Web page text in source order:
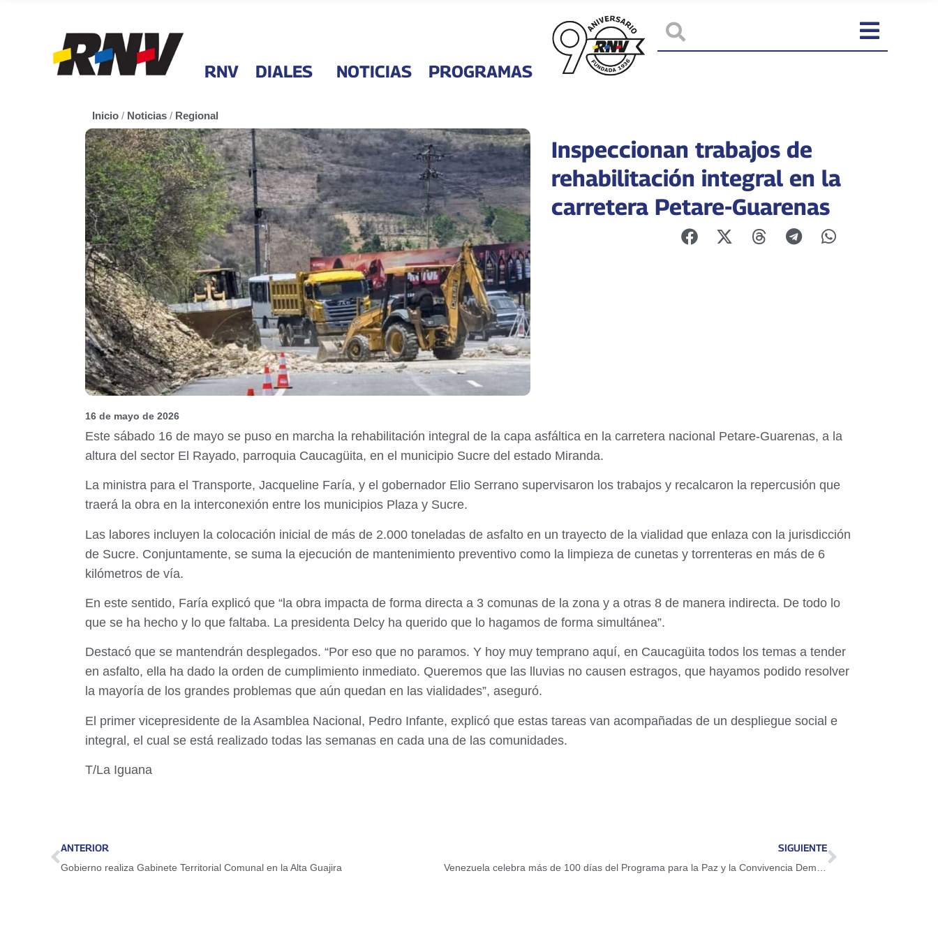
RNV DIALES NOTICIAS PROGRAMAS
Inicio / Noticias / Regional
Inspeccionan trabajos de
rehabilitación integral en la
carretera Petare-Guarenas
16 de mayo de 2026
Este sábado 16 de mayo se puso en marcha la rehabilitación integral de la capa asfáltica en la carretera nacional Petare-Guarenas, a la
altura del sector El Rayado, parroquia Caucagüita, en el municipio Sucre del estado Miranda.
La ministra para el Transporte, Jacqueline Faría, y el gobernador Elio Serrano supervisaron los trabajos y recalcaron la repercusión que
traerá la obra en la interconexión entre los municipios Plaza y Sucre.
Las labores incluyen la colocación inicial de más de 2.000 toneladas de asfalto en un trayecto de la vialidad que enlaza con la jurisdicción
de Sucre. Conjuntamente, se suma la ejecución de mantenimiento preventivo como la limpieza de cunetas y torrenteras en más de 6
kilómetros de vía.
En este sentido, Faría explicó que “la obra impacta de forma directa a 3 comunas de la zona y a otras 8 de manera indirecta. De todo lo
que se ha hecho y lo que faltaba. La presidenta Delcy ha querido que lo hagamos de forma simultánea”.
Destacó que se mantendrán desplegados. “Por eso que no paramos. Y hoy muy temprano aquí, en Caucagüita todos los temas a tender
en asfalto, ella ha dado la orden de cumplimiento inmediato. Queremos que las lluvias no causen estragos, que hayamos podido resolver
la mayoría de los grandes problemas que aún quedan en las vialidades”, aseguró.
El primer vicepresidente de la Asamblea Nacional, Pedro Infante, explicó que estas tareas van acompañadas de un despliegue social e
integral, el cual se está realizado todas las semanas en cada una de las comunidades.
T/La Iguana
ANTERIOR
Gobierno realiza Gabinete Territorial Comunal en la Alta Guajira
SIGUIENTE
Venezuela celebra más de 100 días del Programa para la Paz y la Convivencia Democrática